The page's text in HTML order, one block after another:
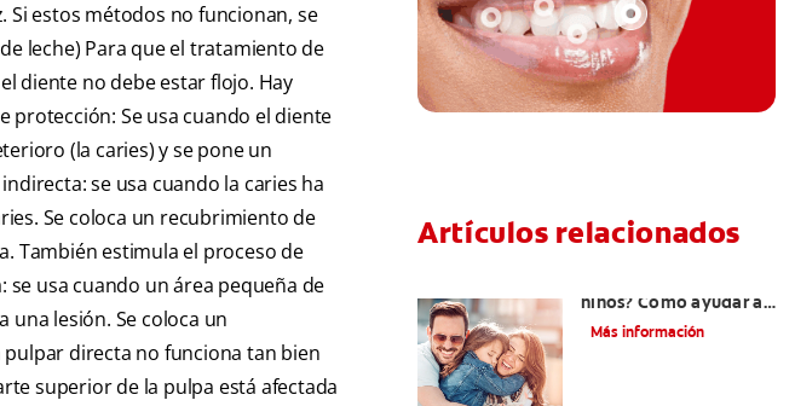
estos métodos no funcionan, se
leche) Para que el tratamiento de
diente no debe estar flojo. Hay
protección: Se usa cuando el diente
(la caries) y se pone un
se usa cuando la caries ha
Se coloca un recubrimiento de
También estimula el proceso de
usa cuando un área pequeña de
una lesión. Se coloca un
directa no funciona tan bien
superior de la pulpa está afectada
Artículos relacionados
niños? Cómo ayudar a
tus pequeños en el
Más información